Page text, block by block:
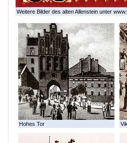
Weitere Bilder des alten Allenstein unter
Hohes Tor